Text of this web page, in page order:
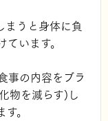
まうと身体に負
います。
事の内容をブラ
物を減らす)し
。